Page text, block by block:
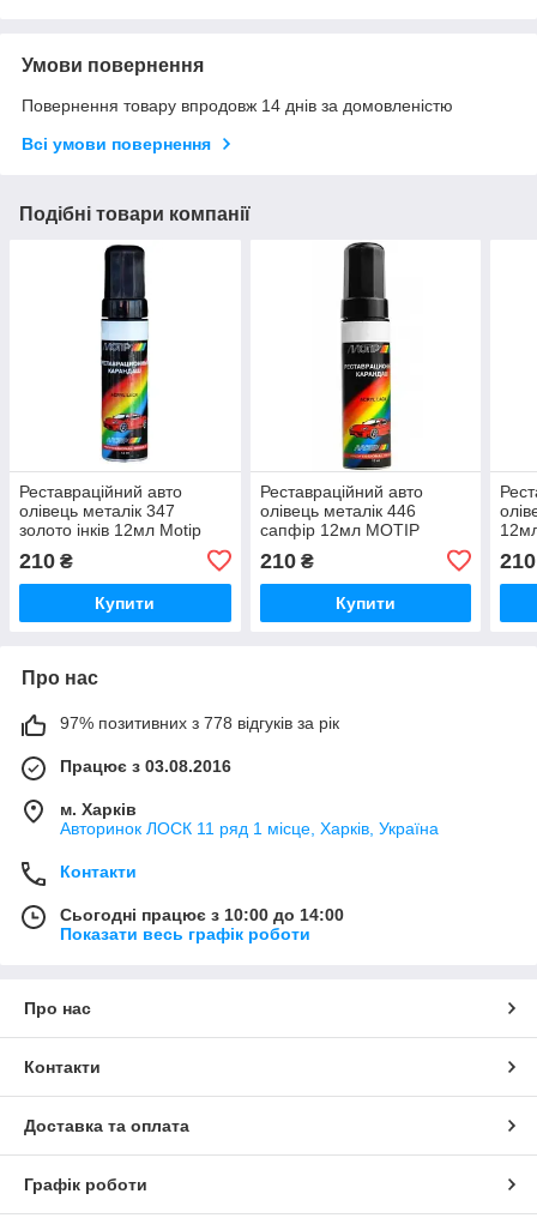
Умови повернення
Повернення товару впродовж 14 днів за домовленістю
Всі умови повернення
Подібні товари компанії
Реставраційний авто
олівець металік 347
золото інків 12мл Motip
210 ₴
Купити
Реставраційний авто
олівець металік 446
сапфір 12мл MOTIP
210₴
Купити
210
Про нас
97% позитивних з 778 відгуків за рік
Працює з 03.08.2016
м. Харків
Авторинок ЛОСК 11 ряд 1 місце, Харків, Україна
Контакти
Сьогодні працює з 10:00 до 14:00
Показати весь графік роботи
Про нас
Контакти
Доставка та оплата
Графік роботи